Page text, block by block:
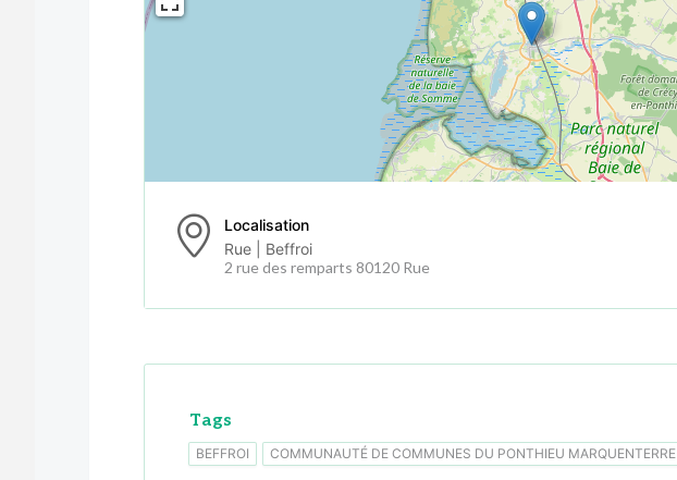
Localisation
Rue | Beffroi
2 rue des remparts 80120 Rue
Tags
BEFFROI COMMUNAUTÉ DE COMMUNES DU PONTHIEU MARQUENTERRE